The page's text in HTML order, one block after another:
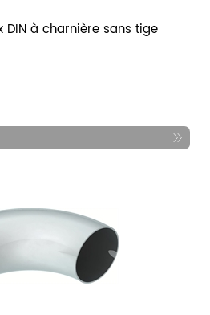
DIN à charnière sans tige